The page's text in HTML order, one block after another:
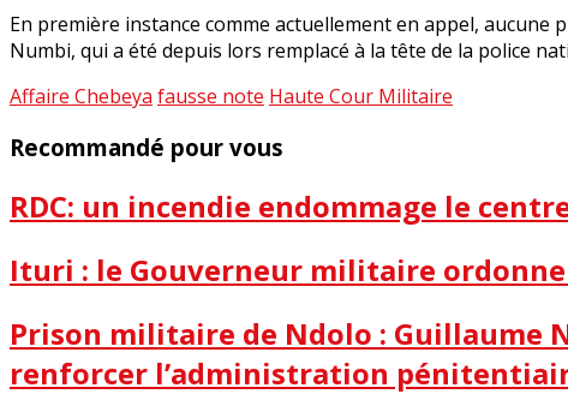
En première instance comme actuellement en appel,
Numbi, qui a été depuis lors remplacé à la tête de la police
Affaire Chebeya fausse note Haute Cour Militaire
Recommandé pour vous
RDC: un incendie endommage le
Ituri : le Gouverneur militaire
Prison militaire de Ndolo : Guillaume
renforcer l’administration